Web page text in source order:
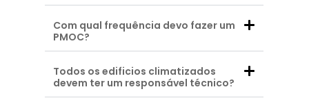
Com qual frequência devo fazer um
PMOC?
Todos os edificios climatizados
devem ter um responsável técnico?